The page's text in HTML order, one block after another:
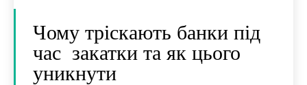
Чому тріскають банки під
час закатки та як цього
уникнути